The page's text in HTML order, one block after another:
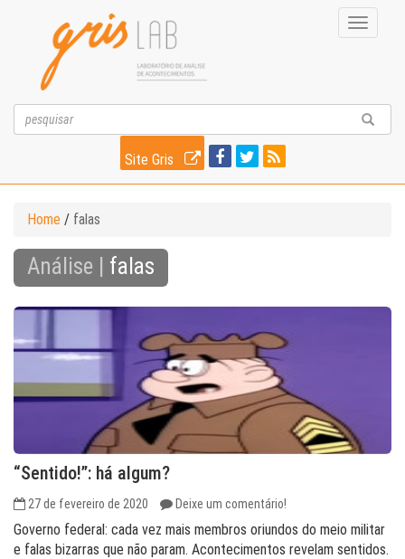
Toggle
Site Gris
Home / falas
Análise | falas
“Sentido!”: há algum?
27 de fevereiro de 2020 Deixe um comentário!
Governo federal: cada vez mais membros oriundos do meio militar
e falas bizarras que não param. Acontecimentos revelam sentidos.